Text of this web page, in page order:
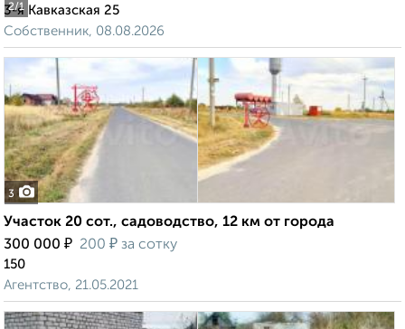
2/1
3-я Кавказская 25
Собственник, 08.08.2026
3
Участок 20 сот., садоводство, 12 км от города
300 000 ₽ 200 ₽ за сотку
150
Агентство, 21.05.2021